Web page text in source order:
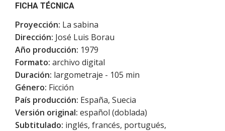
FICHA TÉCNICA
Proyección: La sabina
Dirección: José Luis Borau
Año producción: 1979
Formato: archivo digital
Duración: largometraje - 105 min
Género: Ficción
País producción: España, Suecia
Versión original: español (doblada)
Subtitulado: inglés, francés, portugués,